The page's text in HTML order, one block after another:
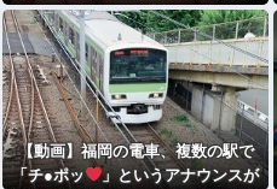
笑
」ﾊﾟｼｬ
【動画】福岡の電車、複数の駅で
「チ●ポッ
」というアナウンスが